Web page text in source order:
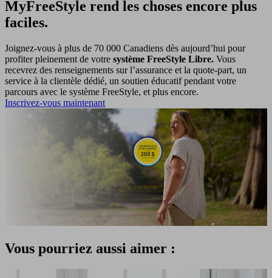
MyFreeStyle rend les choses encore plus
faciles.
Joignez-vous à plus de 70 000 Canadiens dès aujourd’hui pour
profiter pleinement de votre système FreeStyle Libre. Vous
recevrez des renseignements sur l’assurance et la quote-part, un
service à la clientèle dédié, un soutien éducatif pendant votre
parcours avec le système FreeStyle, et plus encore.
Inscrivez-vous maintenant
Vous pourriez aussi aimer :